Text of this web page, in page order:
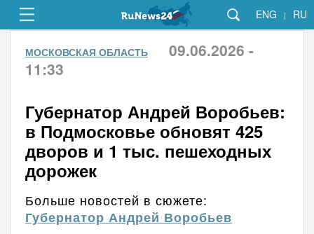
ENG | RU
МОСКОВСКАЯ ОБЛАСТЬ
09.06.2026 -
11:33
Губернатор Андрей Воробьев:
в Подмосковье обновят 425
дворов и 1 тыс. пешеходных
дорожек
Больше новостей в сюжете:
Губернатор Андрей Воробьев